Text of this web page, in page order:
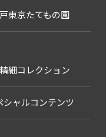
東京たてもの園
細コレクション
シャルコンテンツ